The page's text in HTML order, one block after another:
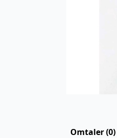
Omtaler (0)